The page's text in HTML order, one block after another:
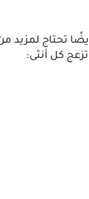
تحتاج لمزيد
كل أنثى: